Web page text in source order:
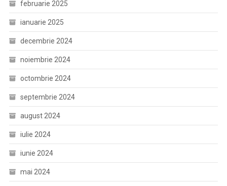
februarie 2025
ianuarie 2025
decembrie 2024
noiembrie 2024
octombrie 2024
septembrie 2024
august 2024
iulie 2024
iunie 2024
mai 2024